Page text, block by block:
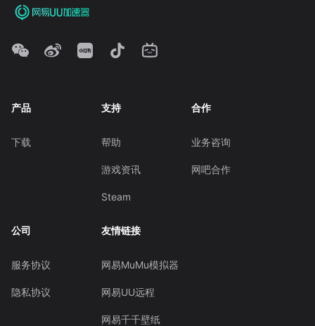
产品
下载
支持
帮助
游戏资讯
Steam
合作
业务咨询
网吧合作
公司
服务协议
隐私协议
友情链接
网易MuMu模拟器
网易UU远程
网易千千壁纸